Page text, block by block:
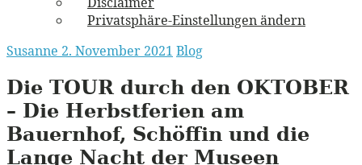
Privatsphäre-Einstellungen ändern
Susanne 2. November 2021 Blog
Die TOUR durch den OKTOBER
– Die Herbstferien am
Bauernhof, Schöffin und die
Lange Nacht der Museen